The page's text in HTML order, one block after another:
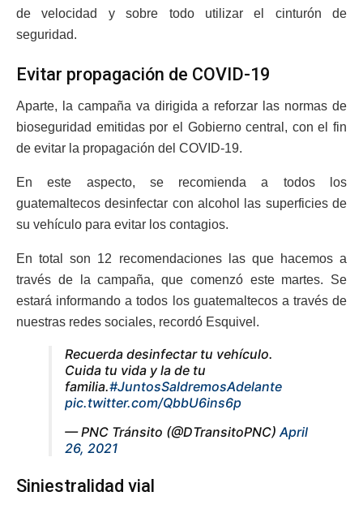
de velocidad y sobre todo utilizar el cinturón de
seguridad.
Evitar propagación de COVID-19
Aparte, la campaña va dirigida a reforzar las normas de
bioseguridad emitidas por el Gobierno central, con el fin
de evitar la propagación del COVID-19.
En este aspecto, se recomienda a todos los
guatemaltecos desinfectar con alcohol las superficies de
su vehículo para evitar los contagios.
En total son 12 recomendaciones las que hacemos a
través de la campaña, que comenzó este martes. Se
estará informando a todos los guatemaltecos a través de
nuestras redes sociales, recordó Esquivel.
Recuerda desinfectar tu vehículo.
Cuida tu vida y la de tu
familia.#JuntosSaldremosAdelante
pic.twitter.com/QbbU6ins6p
— PNC Tránsito (@DTransitoPNC) April
26, 2021
Siniestralidad vial